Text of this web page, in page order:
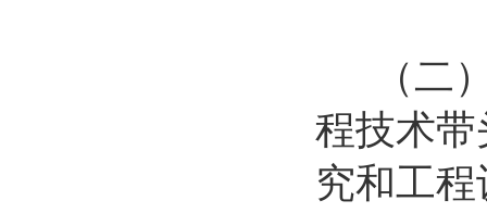
（二）
程技术
究和工